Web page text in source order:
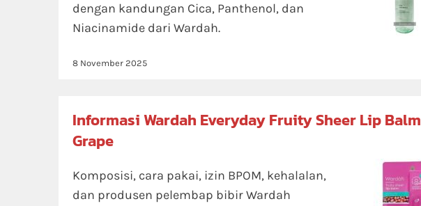
dengan kandungan Cica, Panthenol, dan
Niacinamide dari Wardah.
8 November 2025
Informasi Wardah Everyday Fruity Sheer Lip Balm
Grape
Komposisi, cara pakai, izin BPOM, kehalalan,
dan produsen pelembap bibir Wardah